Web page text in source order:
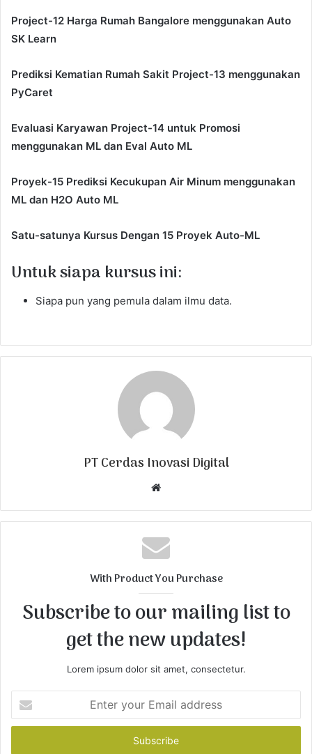
Project-12 Harga Rumah Bangalore menggunakan Auto
SK Learn
Prediksi Kematian Rumah Sakit Project-13 menggunakan
PyCaret
Evaluasi Karyawan Project-14 untuk Promosi
menggunakan ML dan Eval Auto ML
Proyek-15 Prediksi Kecukupan Air Minum menggunakan
ML dan H2O Auto ML
Satu-satunya Kursus Dengan 15 Proyek Auto-ML
Untuk siapa kursus ini:
Siapa pun yang pemula dalam ilmu data.
PT Cerdas Inovasi Digital
b
s
i
With Product You Purchase
Subscribe to our mailing list to
get the new updates!
Lorem ipsum dolor sit amet, consectetur.
t